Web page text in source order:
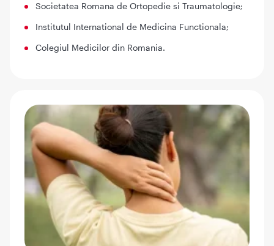
Societatea Romana de Ortopedie si Traumatologie;
Institutul International de Medicina Functionala;
Colegiul Medicilor din Romania.